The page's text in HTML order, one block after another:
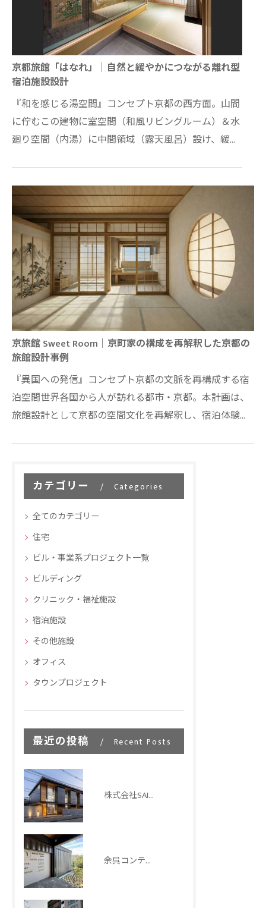
京都旅館「はなれ」｜自然と緩やかにつながる離れ型
宿泊施設設計
『和を感じる湯空間』コンセプト京都の西方面。山間
に佇むこの建物に室空間（和風リビングルーム）＆水
廻り空間（内湯）に中間領域（露天風呂）設け、緩く
京旅館 Sweet Room｜京町家の構成を再解釈した京都の
旅館設計事例
『異国への発信』コンセプト京都の文脈を再構成する宿
泊空間世界各国から人が訪れる都市・京都。本計画は、
旅館設計として京都の空間文化を再解釈し、宿泊体験そ
カテゴリー Categories
全てのカテゴリー
住宅
ビル・事業系プロジェクト一覧
ビルディング
クリニック・福祉施設
宿泊施設
その他施設
オフィス
タウンプロジェクト
最近の投稿 Recent Posts
株式会社SAITO稲荷新社屋
余呉コンテナハウス｜ISOコンテナを活用した滋賀の宿泊施設設計